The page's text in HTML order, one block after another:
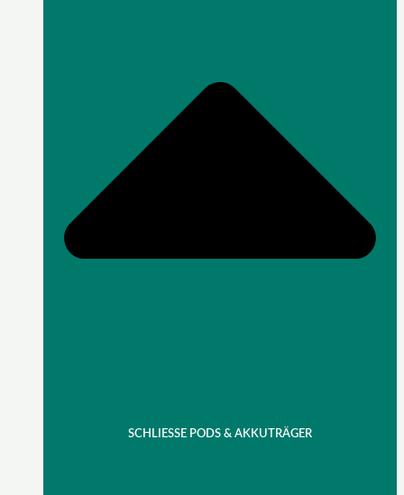
SCHLIESSE PODS & AKKUTRÄGER